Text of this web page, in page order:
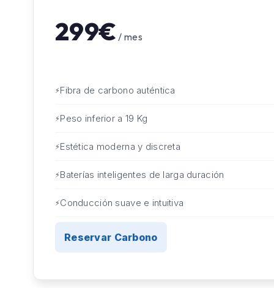
299€ / mes
Fibra de carbono auténtica
Peso inferior a 19 Kg
Estética moderna y discreta
Baterías inteligentes de larga duración
Conducción suave e intuitiva
Reservar Carbono